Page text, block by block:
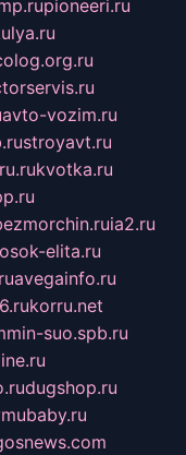
pioneeri.ru
avto-vozim.ru
stroyavt.ru
kvotka.ru
ia2.ru
elita.ru
avegainfo.ru
korru.net
suo.spb.ru
dugshop.ru